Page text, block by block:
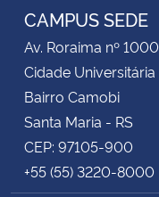
CAMPUS SEDE
Av. Roraima nº 1000
Cidade Universitária
Bairro Camobi
Santa Maria - RS
CEP: 97105-900
+55 (55) 3220-8000